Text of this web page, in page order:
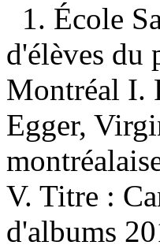
1. École
d'élèves
Montréal I.
Egger,
V. Titre :
d'albums